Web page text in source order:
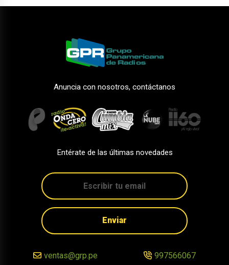
Anuncia con nosotros, contáctanos
Entérate de las últimas novedades
Enviar
ventas@grp.pe 997566067